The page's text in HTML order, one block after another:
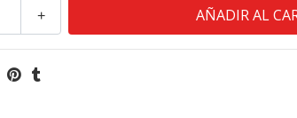
+